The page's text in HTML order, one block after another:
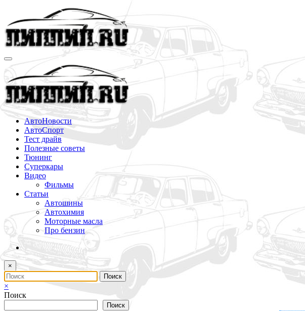
содержимому
АвтоНовости
АвтоСпорт
Тест драйв
Полезные советы
Тюнинг
Суперкары
Видео
Фильмы
Статьи
Автошины
Автохимия
Моторные масла
Про бензин
×
×
Поиск
Поиск